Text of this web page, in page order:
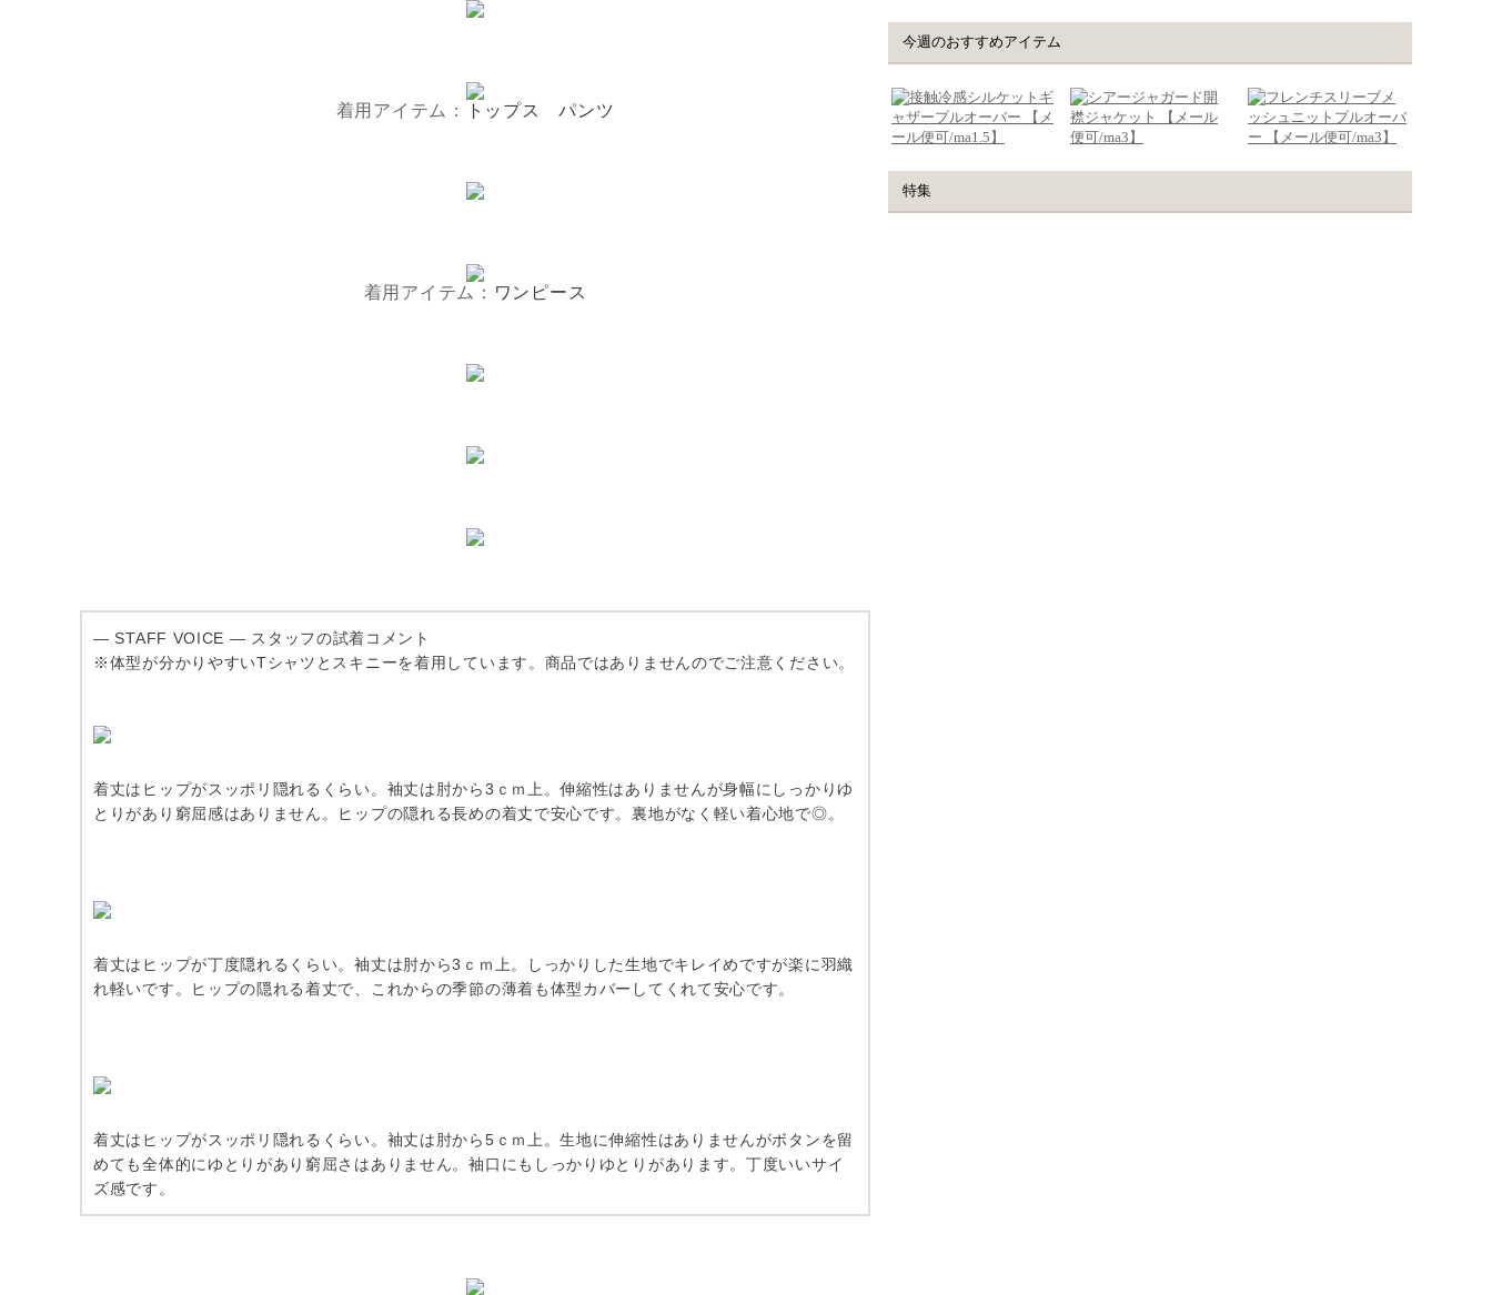
着用アイテム： トップス パンツ
着用アイテム： ワンピース
― STAFF VOICE ― スタッフの試着コメント
※体型が分かりやすいTシャツとスキニーを着用しています。商品ではありませんのでご注意ください。
着丈はヒップがスッポリ隠れるくらい。袖丈は肘から3ｃｍ上。伸縮性はありませんが身幅にしっかりゆ
とりがあり窮屈感はありません。ヒップの隠れる長めの着丈で安心です。裏地がなく軽い着心地で◎。
着丈はヒップが丁度隠れるくらい。袖丈は肘から3ｃｍ上。しっかりした生地でキレイめですが楽に羽織
れ軽いです。ヒップの隠れる着丈で、これからの季節の薄着も体型カバーしてくれて安心です。
着丈はヒップがスッポリ隠れるくらい。袖丈は肘から5ｃｍ上。生地に伸縮性はありませんがボタンを留
めても全体的にゆとりがあり窮屈さはありません。袖口にもしっかりゆとりがあります。丁度いいサイ
ズ感です。